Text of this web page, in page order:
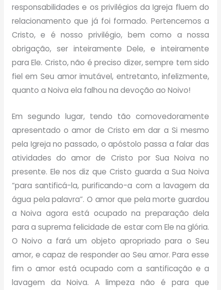
responsabilidades e os privilégios da Igreja fluem do
relacionamento que já foi formado. Pertencemos a
Cristo, e é nosso privilégio, bem como a nossa
obrigação, ser inteiramente Dele, e inteiramente
para Ele. Cristo, não é preciso dizer, sempre tem sido
fiel em Seu amor imutável, entretanto, infelizmente,
quanto a Noiva ela falhou na devoção ao Noivo!
Em segundo lugar, tendo tão comovedoramente
apresentado o amor de Cristo em dar a Si mesmo
pela Igreja no passado, o apóstolo passa a falar das
atividades do amor de Cristo por Sua Noiva no
presente. Ele nos diz que Cristo guarda a Sua Noiva
“para santificá-la, purificando-a com a lavagem da
água pela palavra”. O amor que pela morte guardou
a Noiva agora está ocupado na preparação dela
para a suprema felicidade de estar com Ele na glória.
O Noivo a fará um objeto apropriado para o Seu
amor, e capaz de responder ao Seu amor. Para esse
fim o amor está ocupado com a santificação e a
lavagem da Noiva. A limpeza não é para que